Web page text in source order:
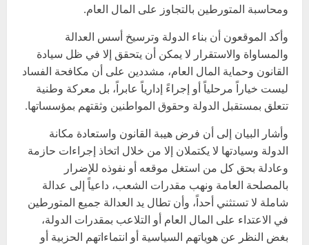
ومحاسبة المتورطين بالتجاوز على المال العام.
وأكد الموقعون أن بناء الدولة وترسيخ أسس العدالة
والمساواة والاستقرار لا يمكن أن يتحقق إلا في ظل سيادة
القانون وحماية المال العام، مشددين على أن مكافحة الفساد
ليست خياراً مرحلياً أو إجراءً إدارياً عابراً، بل معركة وطنية
تتعلق بمستقبل الدولة وحقوق المواطنين وثقتهم بمؤسساتها.
وأشار البيان إلى أن فرض هيبة القانون واستعادة مكانة
الدولة وسيادتها لا يكتملان إلا من خلال اتخاذ إجراءات حازمة
وعادلة بحق كل من استغل موقعه أو نفوذه للإضرار
بالمصلحة العامة ونهب مقدرات الشعب، داعياً إلى عدالة
شاملة لا تستثني أحداً، وأن تطال يد العدالة جميع المتورطين
في الاعتداء على المال العام أو التلاعب بمقدرات الدولة،
بغض النظر عن هوياتهم السياسية أو انتماءاتهم الحزبية أو